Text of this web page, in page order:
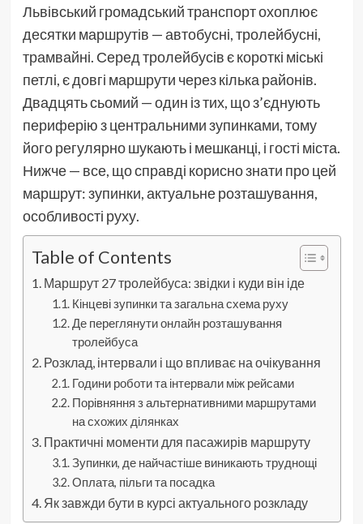
Львівський громадський транспорт охоплює
десятки маршрутів — автобусні, тролейбусні,
трамвайні. Серед тролейбусів є короткі міські
петлі, є довгі маршрути через кілька районів.
Двадцять сьомий — один із тих, що з’єднують
периферію з центральними зупинками, тому
його регулярно шукають і мешканці, і гості міста.
Нижче — все, що справді корисно знати про цей
маршрут: зупинки, актуальне розташування,
особливості руху.
Table of Contents
Маршрут 27 тролейбуса: звідки і куди він іде
Кінцеві зупинки та загальна схема руху
Де переглянути онлайн розташування
тролейбуса
Розклад, інтервали і що впливає на очікування
Години роботи та інтервали між рейсами
Порівняння з альтернативними маршрутами
на схожих ділянках
Практичні моменти для пасажирів маршруту
Зупинки, де найчастіше виникають труднощі
Оплата, пільги та посадка
Як завжди бути в курсі актуального розкладу